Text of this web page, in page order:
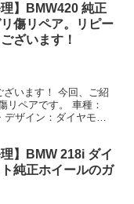
理】BMW420 純正
傷リペア。リピー
ざいます！
います！ 今回、ご紹
リペアです。 車種：
ザイン：ダイヤモン
理】BMW 218i ダイ
純正ホイールのガ